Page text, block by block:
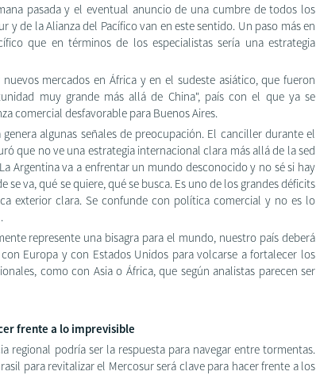
pasada y el eventual anuncio de una cumbre de todos los
y de la Alianza del Pacífico van en este sentido. Un paso más en
que en términos de los especialistas sería una estrategia
mercados en África y en el sudeste asiático, que fueron
muy grande más allá de China", país con el que ya se
comercial desfavorable para Buenos Aires.
algunas señales de preocupación. El canciller durante el
que no ve una estrategia internacional clara más allá de la sed
Argentina va a enfrentar un mundo desconocido y no sé si hay
se va, qué se quiere, qué se busca. Es uno de los grandes déficits
exterior clara. Se confunde con política comercial y no es lo
represente una bisagra para el mundo, nuestro país deberá
Europa y con Estados Unidos para volcarse a fortalecer los
como con Asia o África, que según analistas parecen ser
frente a lo imprevisible
regional podría ser la respuesta para navegar entre tormentas.
para revitalizar el Mercosur será clave para hacer frente a los